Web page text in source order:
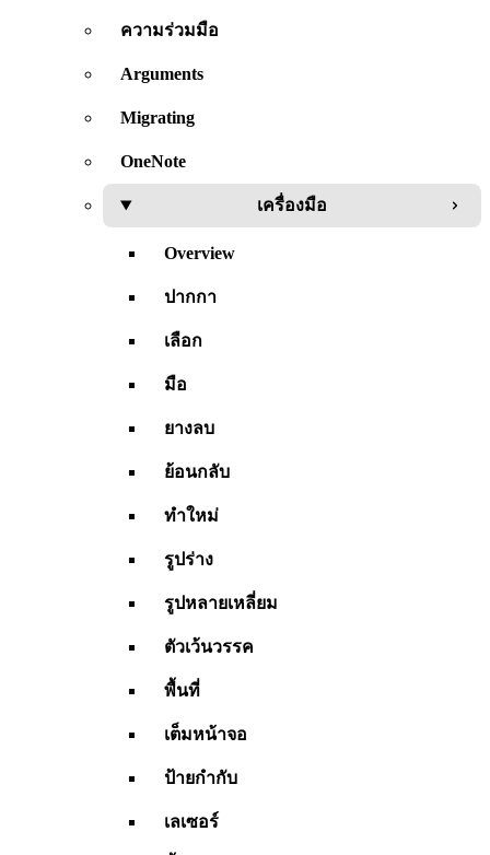
ความร่วมมือ
Arguments
Migrating
OneNote
เครื่องมือ
Overview
ปากกา
เลือก
มือ
ยางลบ
ย้อนกลับ
ทำใหม่
รูปร่าง
รูปหลายเหลี่ยม
ตัวเว้นวรรค
พื้นที่
เต็มหน้าจอ
ป้ายกำกับ
เลเซอร์